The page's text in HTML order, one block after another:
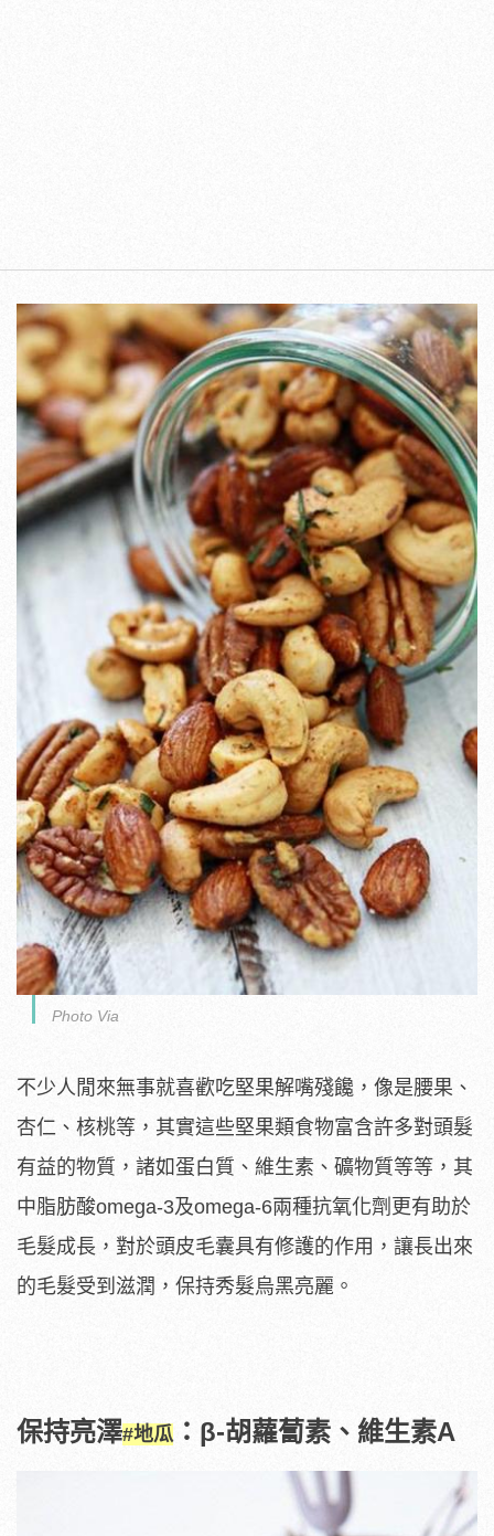
Photo Via
不少人閒來無事就喜歡吃堅果解嘴殘饞，像是腰果、
杏仁、核桃等，其實這些堅果類食物富含許多對頭髮
有益的物質，諸如蛋白質、維生素、礦物質等等，其
中脂肪酸omega-3及omega-6兩種抗氧化劑更有助於
毛髮成長，對於頭皮毛囊具有修護的作用，讓長出來
的毛髮受到滋潤，保持秀髮烏黑亮麗。
保持亮澤#地瓜 ：β-胡蘿蔔素、維生素A